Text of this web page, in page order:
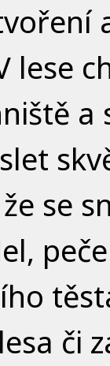
lese
se
či